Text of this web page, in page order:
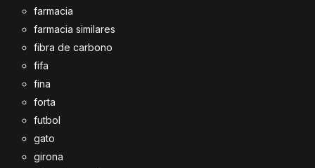
farmacia
farmacia similares
fibra de carbono
fifa
fina
forta
futbol
gato
girona